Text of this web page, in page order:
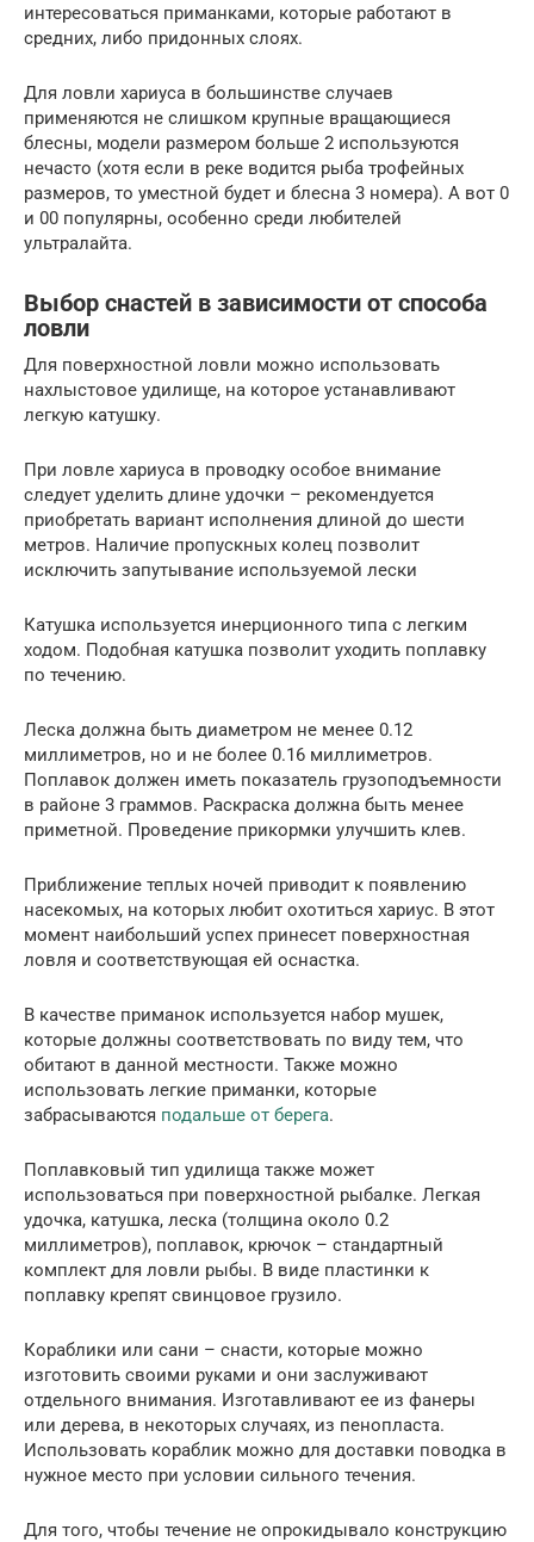
интересоваться приманками, которые работают в
средних, либо придонных слоях.
Для ловли хариуса в большинстве случаев
применяются не слишком крупные вращающиеся
блесны, модели размером больше 2 используются
нечасто (хотя если в реке водится рыба трофейных
размеров, то уместной будет и блесна 3 номера). А вот 0
и 00 популярны, особенно среди любителей
ультралайта.
Выбор снастей в зависимости от способа
ловли
Для поверхностной ловли можно использовать
нахлыстовое удилище, на которое устанавливают
легкую катушку.
При ловле хариуса в проводку особое внимание
следует уделить длине удочки – рекомендуется
приобретать вариант исполнения длиной до шести
метров. Наличие пропускных колец позволит
исключить запутывание используемой лески
Катушка используется инерционного типа с легким
ходом. Подобная катушка позволит уходить поплавку
по течению.
Леска должна быть диаметром не менее 0.12
миллиметров, но и не более 0.16 миллиметров.
Поплавок должен иметь показатель грузоподъемности
в районе 3 граммов. Раскраска должна быть менее
приметной. Проведение прикормки улучшить клев.
Приближение теплых ночей приводит к появлению
насекомых, на которых любит охотиться хариус. В этот
момент наибольший успех принесет поверхностная
ловля и соответствующая ей оснастка.
В качестве приманок используется набор мушек,
которые должны соответствовать по виду тем, что
обитают в данной местности. Также можно
использовать легкие приманки, которые
забрасываются подальше от берега.
Поплавковый тип удилища также может
использоваться при поверхностной рыбалке. Легкая
удочка, катушка, леска (толщина около 0.2
миллиметров), поплавок, крючок – стандартный
комплект для ловли рыбы. В виде пластинки к
поплавку крепят свинцовое грузило.
Кораблики или сани – снасти, которые можно
изготовить своими руками и они заслуживают
отдельного внимания. Изготавливают ее из фанеры
или дерева, в некоторых случаях, из пенопласта.
Использовать кораблик можно для доставки поводка в
нужное место при условии сильного течения.
Для того, чтобы течение не опрокидывало конструкцию